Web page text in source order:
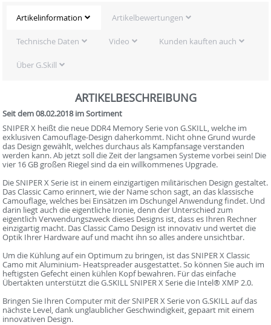
Artikelinformation Artikelbewertungen
Technische Daten Video Kunden kauften auch
Über G.Skill
ARTIKELBESCHREIBUNG
Seit dem 08.02.2018 im Sortiment
SNIPER X heißt die neue DDR4 Memory Serie von G.SKILL, welche im
exklusiven Camouflage-Design daherkommt. Nicht ohne Grund wurde
das Design gewählt, welches durchaus als Kampfansage verstanden
werden kann. Ab jetzt soll die Zeit der langsamen Systeme vorbei sein! Die
vier 16 GB großen Riegel sind da ein willkommenes Upgrade.
Die SNIPER X Serie ist in einem einzigartigen militärischen Design gestaltet.
Das Classic Camo erinnert, wie der Name schon sagt, an das klassische
Camouflage, welches bei Einsätzen im Dschungel Anwendung findet. Und
darin liegt auch die eigentliche Ironie, denn der Unterschied zum
eigentlich Verwendungszweck dieses Designs ist, dass es Ihren Rechner
einzigartig macht. Das Classic Camo Design ist innovativ und wertet die
Optik Ihrer Hardware auf und macht ihn so alles andere unsichtbar.
Um die Kühlung auf ein Optimum zu bringen, ist das SNIPER X Classic
Camo mit Aluminium- Heatspreader ausgestattet. So können Sie auch im
heftigsten Gefecht einen kühlen Kopf bewahren. Für das einfache
Übertakten unterstützt die G.SKILL SNIPER X Serie die Intel® XMP 2.0.
Bringen Sie Ihren Computer mit der SNIPER X Serie von G.SKILL auf das
nächste Level, dank unglaublicher Geschwindigkeit, gepaart mit einem
innovativen Design.